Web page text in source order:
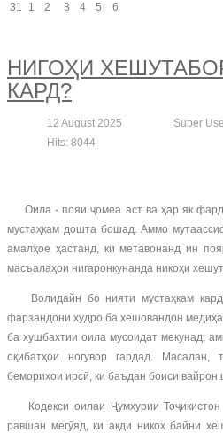
31
1 2 3 4 5 6
НИГОҲИ
КАРД?
12 August 2025 Super
Hits: 8044
Оила - пояи ҷомеа аст ва ҳар як фард
мустаҳкам дошта бошад. Аммо
амалҳое ҳастанд, ки метавонанд ин
масъалаҳои нигаронкунанда никоҳи
Волидайн бо нияти мустаҳкам
фарзандони худро ба хешовандон
ба хушбахтии оила мусоидат мекунад,
оқибатҳои ногувор гардад. Масалан,
бемориҳои ирсӣ, ки баъдан боиси
Кодекси оилаи Ҷумҳурии
равшан мегӯяд, ки ақди никоҳ байни